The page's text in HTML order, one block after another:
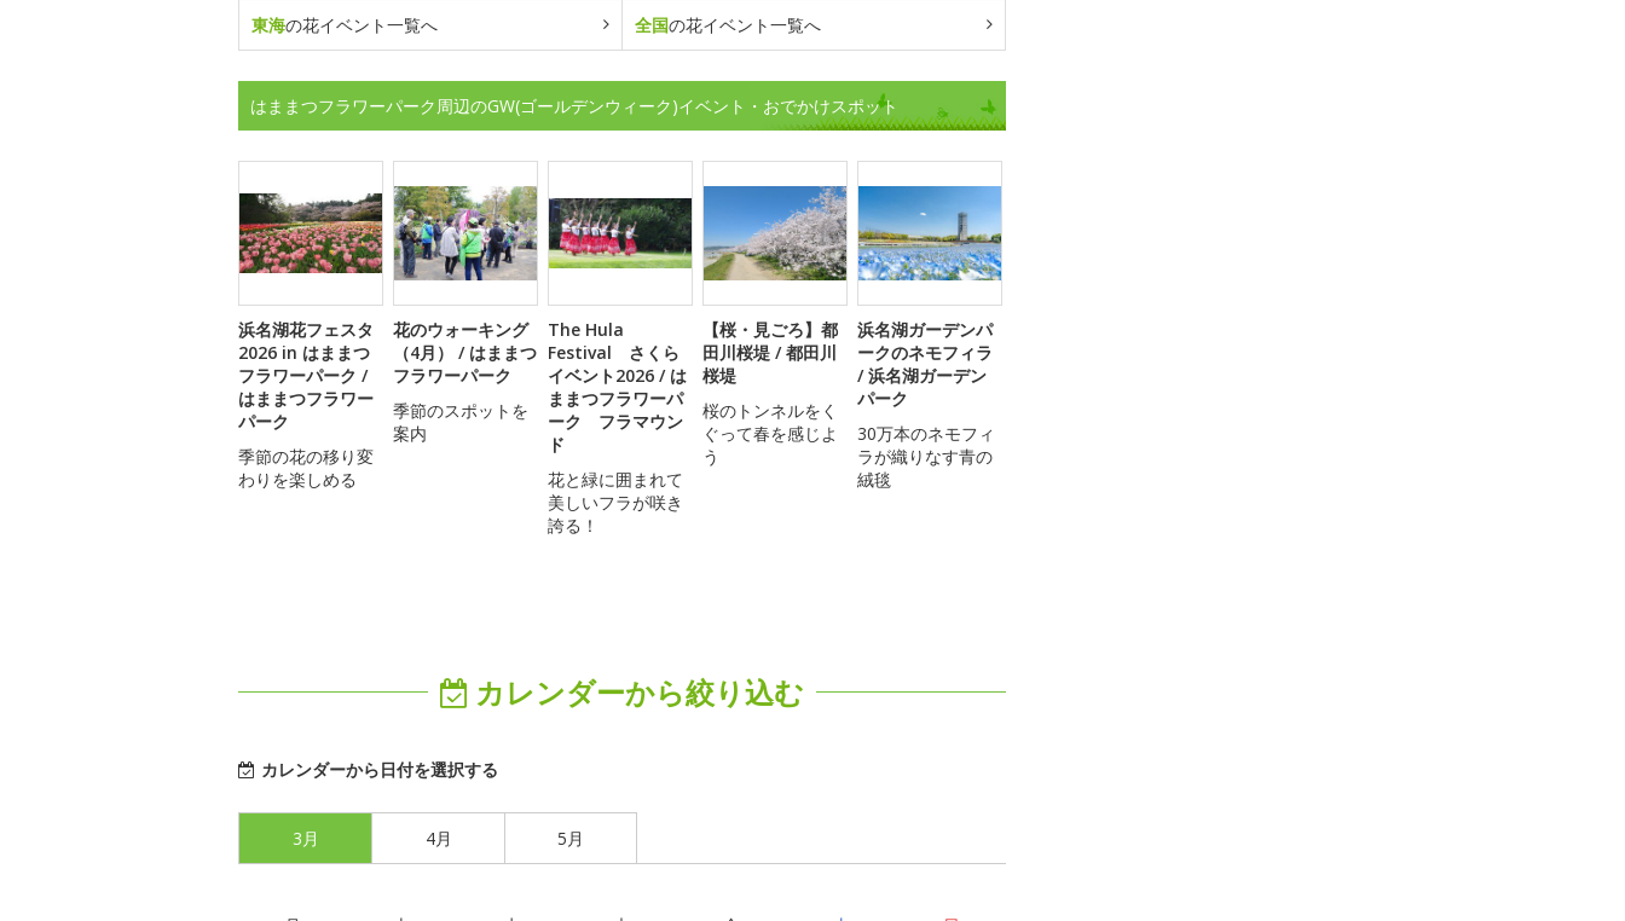
東海の花イベント一覧へ 全国の花イベント一覧へ
はままつフラワーパーク周辺のGW(ゴールデンウィーク)イベント・おでかけスポット
浜名湖花フェスタ
2026 in はままつ
フラワーパーク /
はままつフラワー
パーク
季節の花の移り変
わりを楽しめる
花のウォーキング
（4月） / はままつ
フラワーパーク
季節のスポットを
案内
The Hula
Festival さくら
イベント2026 / は
ままつフラワーパ
ーク フラマウン
ド
花と緑に囲まれて
美しいフラが咲き
誇る！
【桜・見ごろ】都
田川桜堤 / 都田川
桜堤
桜のトンネルをく
ぐって春を感じよ
う
浜名湖ガーデンパ
ークのネモフィラ
/ 浜名湖ガーデン
パーク
30万本のネモフィ
ラが織りなす青の
絨毯
カレンダーから絞り込む
カレンダーから日付を選択する
3月 4月 5月